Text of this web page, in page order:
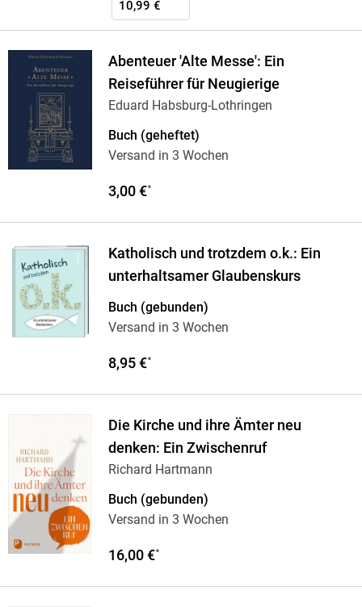
10,99 €
Abenteuer 'Alte Messe': Ein
Reiseführer für Neugierige
Eduard Habsburg-Lothringen
Buch (geheftet)
Versand in 3 Wochen
3,00 €*
Katholisch und trotzdem o.k.: Ein
unterhaltsamer Glaubenskurs
Buch (gebunden)
Versand in 3 Wochen
8,95 €*
Die Kirche und ihre Ämter neu
denken: Ein Zwischenruf
Richard Hartmann
Buch (gebunden)
Versand in 3 Wochen
16,00 €*